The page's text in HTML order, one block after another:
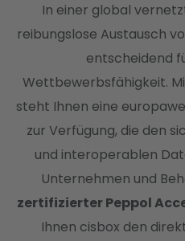
In einer global
reibungslose Austausch
entscheidend
Wettbewerbsfähigkeit.
steht Ihnen eine
zur Verfügung, die den
und interoperablen
Unternehmen und
zertifizierter Peppol
Ihnen cisbox den